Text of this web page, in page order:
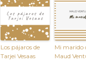
Los pájaros de
Tarjei Vesaas
Mi marido
Maud